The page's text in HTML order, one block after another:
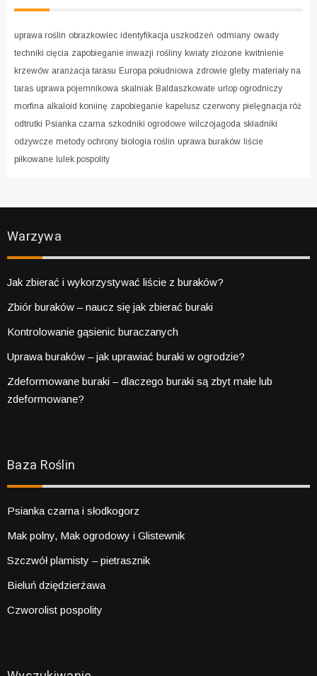
uprawa roślin obrazkowiec identyfikacja uszkodzeń odmiany owady
techniki cięcia zapobieganie inwazji rośliny kwiaty złożone kwitnienie
krzewów aranżacja tarasu Europa południowa zdrowie gleby materiały na
taras uprawa pojemnikowa skalniak Baldaszkowate urlop ogrodniczy
morfina alkaloid koniinę zapobieganie kapelusz czerwony pielęgnacja róż
odtrutki Psianka czarna szkodniki ogrodowe wilczojagoda składniki
odżywcze metody ochrony biologia roślin uprawa buraków liście
piłkowane lulek pospolity
Warzywa
Jak zbierać i wykorzystywać liście z buraków?
Zbiór buraków – naucz się jak zbierać buraki
Kontrolowanie gąsienic buraczanych
Uprawa buraków – jak uprawiać buraki w ogrodzie?
Zdeformowane buraki – dlaczego buraki są zbyt małe lub
zdeformowane?
Baza Roślin
Psianka czarna i słodkogorz
Mak polny, Mak ogrodowy i Glistewnik
Szczwół plamisty – pietrasznik
Bieluń dziędzierżawa
Czworolist pospolity